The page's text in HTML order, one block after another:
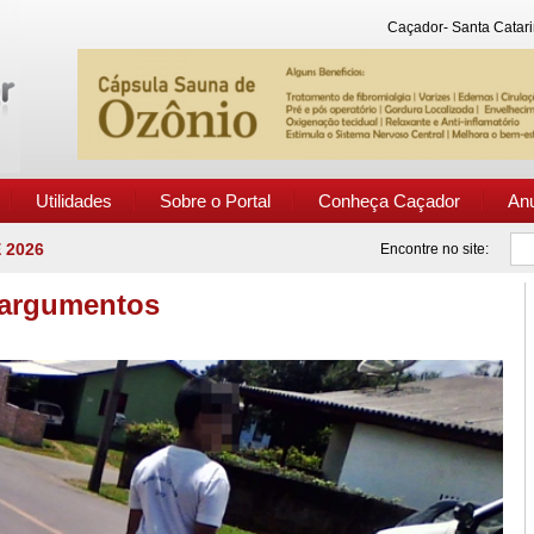
Caçador- Santa
Utilidades Sobre o Portal Conheça Caçador
2026 Encontre no site: